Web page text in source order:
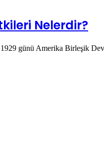
Nelerdir?
günü Amerika Birleşik